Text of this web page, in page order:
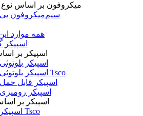
میکروفون بر اساس نوع
میکروفون بی‌‎سیم
همه موارد
اسپیکر
اسپیکر بر
اسپیکر بلوتوثی
اسپیکر بلوتوثی Tsco
اسپیکر قابل حمل
اسپیکر رومیزی
اسپیکر بر
اسپیکر Tsco